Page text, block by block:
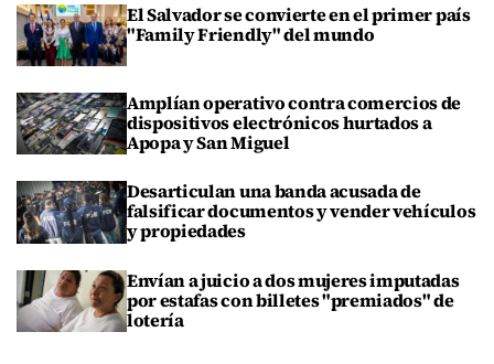
El Salvador se convierte en el primer país
"Family Friendly" del mundo
Amplían operativo contra comercios de
dispositivos electrónicos hurtados a
Apopa y San Miguel
Desarticulan una banda acusada de
falsificar documentos y vender vehículos
y propiedades
Envían a juicio a dos mujeres imputadas
por estafas con billetes "premiados" de
lotería